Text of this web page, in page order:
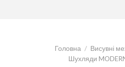
Головна / Висувні
Шухляди